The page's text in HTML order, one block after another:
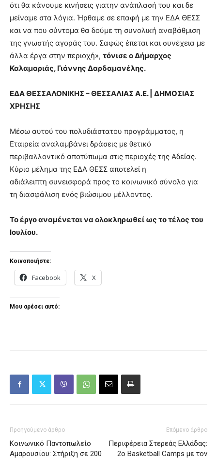
ότι θα κάνουμε κινήσεις γιατην ανάπλασή του και δε
μείναμε στα λόγια. Ήρθαμε σε επαφή με την ΕΔΑ ΘΕΣΣ
και να που σύντομα θα δούμε τη συνολική αναβάθμιση
της γνωστής αγοράς του. Σαφώς έπεται και συνέχεια με
άλλα έργα στην περιοχή», τόνισε ο Δήμαρχος
Καλαμαριάς, Γιάννης Δαρδαμανέλης.
ΕΔΑ ΘΕΣΣΑΛΟΝΙΚΗΣ – ΘΕΣΣΑΛΙΑΣ Α.Ε. | ΔΗΜΟΣΙΑΣ
ΧΡΗΣΗΣ
Μέσω αυτού του πολυδιάστατου προγράμματος, η
Εταιρεία αναλαμβάνει δράσεις με θετικό
περιβαλλοντικό αποτύπωμα στις περιοχές της Αδείας.
Κύριο μέλημα της ΕΔΑ ΘΕΣΣ αποτελεί η
αδιάλειπτη συνεισφορά προς το κοινωνικό σύνολο για
τη διασφάλιση ενός βιώσιμου μέλλοντος.
Το έργο αναμένεται να ολοκληρωθεί ως το τέλος του
Ιουλίου.
Κοινοποιήστε:
Facebook X
Μου αρέσει αυτό:
Προηγούμενο άρθρο
Κοινωνικό Παντοπωλείο
Αμαρουσίου: Στήριξη σε 200
Επόμενο άρθρο
Περιφέρεια Στερεάς Ελλάδας:
2ο Basketball Camps με τον